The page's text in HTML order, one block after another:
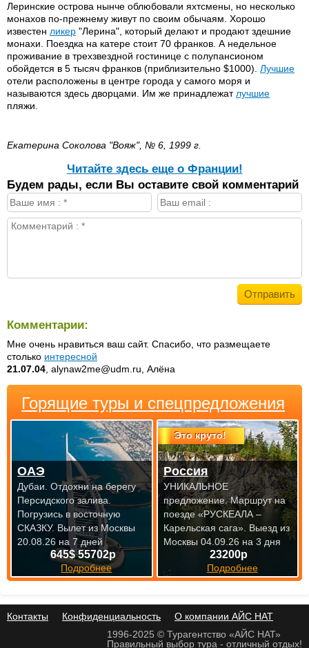
Леринские острова нынче облюбовали яхтсмены, но несколько
монахов по-прежнему живут по своим обычаям. Хорошо
известен ликер "Лерина", который делают и продают здешние
монахи. Поездка на катере стоит 70 франков. А недельное
проживание в трехзвездной гостинице с полупансионом
обойдется в 5 тысяч франков (приблизительно $1000). Лучшие
отели расположены в центре города у самого моря и
называются здесь дворцами. Им же принадлежатлучшие
пляжи.
Екатерина Соколова "Вояж", № 6, 1999 г.
Читайте здесь еще о Франции!
Будем рады, если Вы оставите свой комментарий
Комментарии:
Мне очень нравиться ваш сайт. Спасибо, что размещаете
столько интересной
21.07.04, alynaw2me@udm.ru, Алёна
Горящие туры и спецпредложения
645$ 55702р
Подробнее
ОАЭ
Дубаи. Отдохни на берегу
Персидского залива.
Погрузись в восточную
СКАЗКУ. Вылет из Москвы
20.08.26 на 7 дней
Это круто!
23200р
Подробнее
Россия
УНИКАЛЬНОЕ
предложение. Маршрут на
поезде «РУСКЕАЛА –
Карельская сага». Выезд из
Москвы 04.09.26 на 3 дня
Контакты Конфиденциальность
О компании АЙС НАТ
1996-2025 © Турагентство «АЙС НАТ»
Правильный выбор тура - отличный отдых!